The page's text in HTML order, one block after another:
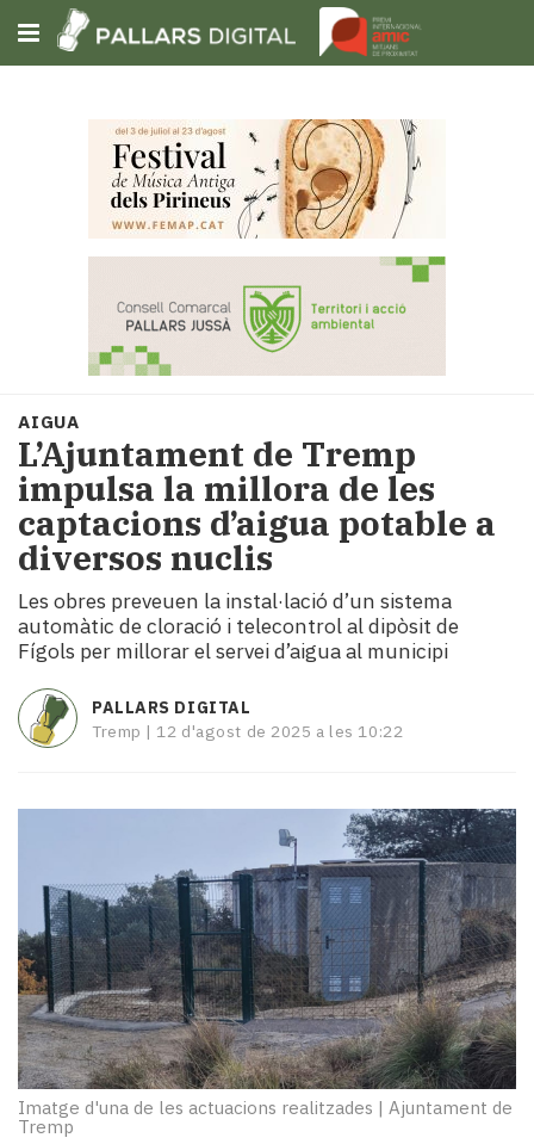
Subscriu-t'hi
Portada
Societat
Política
i
municipis
Economia
i
Cultura
Esports
Mai
tant!
TV
i
Entrevistes
Enquestes
A
escena!
Dis
la
teva!
Subscriptors
La
newsletter
AIGUA
L’Ajuntament de Tremp
impulsa la millora de les
captacions d’aigua potable a
diversos nuclis
Les obres preveuen la instal·lació d’un sistema
automàtic de cloració i telecontrol al dipòsit de
Fígols per millorar el servei d’aigua al municipi
PALLARS DIGITAL
Tremp | 12 d'agost de 2025 a les 10:22
Imatge d'una de les actuacions realitzades | Ajuntament de
Tremp